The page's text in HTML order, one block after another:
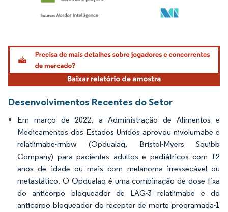
Imagem © Mordor Intelligence. O reuso requer atribuição conforme CC BY 4.0.
Desenvolvimentos Recentes do Setor
Em março de 2022, a Administração de Alimentos e
Medicamentos dos Estados Unidos aprovou nivolumabe e
relatlimabe-rmbw (Opdualag, Bristol-Myers Squibb
Company) para pacientes adultos e pediátricos com 12
anos de idade ou mais com melanoma irressecável ou
metastático. O Opdualag é uma combinação de dose fixa
do anticorpo bloqueador de LAG-3 relatlimabe e do
anticorpo bloqueador do receptor de morte programada-1